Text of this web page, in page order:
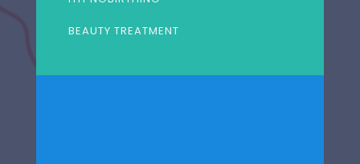
BEAUTY TREATMENT